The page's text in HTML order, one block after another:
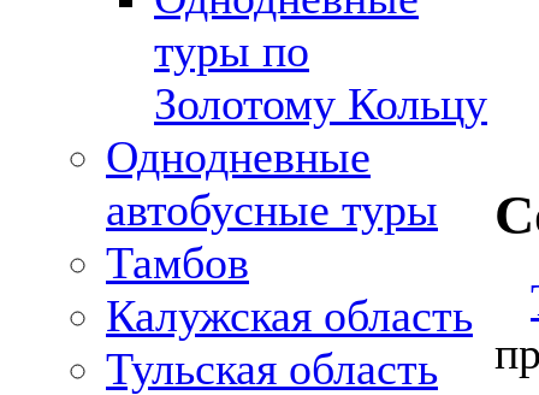
туры по
Золотому Кольцу
Однодневные
автобусные туры
Тамбов
Калужская область
Тульская область